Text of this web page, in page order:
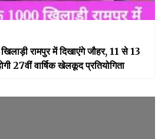
रामपुर में दिखाएंगे जौहर, 11 से 13
27वीं वार्षिक खेलकूद प्रतियोगिता